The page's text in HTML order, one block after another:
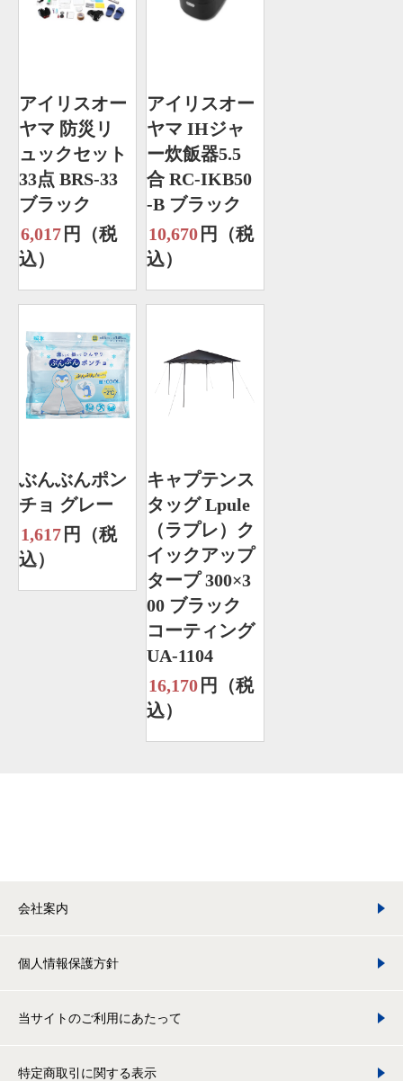
アイリスオー
ヤマ 防災リ
ュックセット
33点 BRS-33
ブラック
6,017 円（税
込）
アイリスオー
ヤマ IHジャ
ー炊飯器5.5
合 RC-IKB50
-B ブラック
10,670 円（税
込）
ぶんぶんポン
チョ グレー
1,617 円（税
込）
キャプテンス
タッグ Lpule
（ラプレ）ク
イックアップ
タープ 300×3
00 ブラック
コーティング
UA-1104
16,170 円（税
込）
会社案内
個人情報保護方針
当サイトのご利用にあたって
特定商取引に関する表示